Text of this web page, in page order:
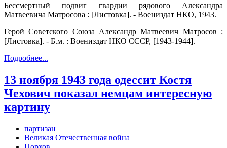
Бессмертный подвиг гвардии рядового Александра
Матвеевича Матросова : [Листовка]. - Воениздат НКО, 1943.
Герой Советского Союза Александр Матвеевич Матросов :
[Листовка]. - Б.м. : Воениздат НКО СССР, [1943-1944].
Подробнее...
13 ноября 1943 года одессит Костя
Чехович показал немцам интересную
картину
партизан
Великая Отечественная война